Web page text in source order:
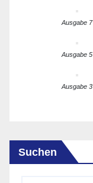
Ausgabe 7
Ausgabe 5
Ausgabe 3
Suchen